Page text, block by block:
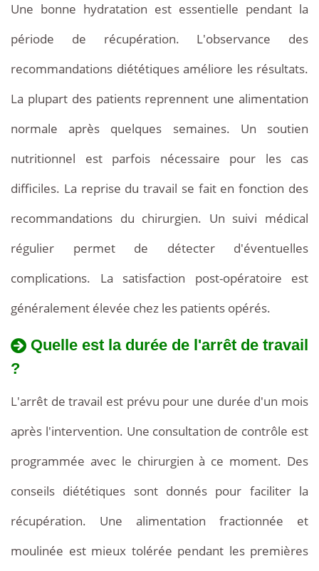
Une bonne hydratation est essentielle pendant la
période de récupération. L'observance des
recommandations diététiques améliore les résultats.
La plupart des patients reprennent une alimentation
normale après quelques semaines. Un soutien
nutritionnel est parfois nécessaire pour les cas
difficiles. La reprise du travail se fait en fonction des
recommandations du chirurgien. Un suivi médical
régulier permet de détecter d'éventuelles
complications. La satisfaction post-opératoire est
généralement élevée chez les patients opérés.
Quelle est la durée de l'arrêt de travail
?
L'arrêt de travail est prévu pour une durée d'un mois
après l'intervention. Une consultation de contrôle est
programmée avec le chirurgien à ce moment. Des
conseils diététiques sont donnés pour faciliter la
récupération. Une alimentation fractionnée et
moulinée est mieux tolérée pendant les premières